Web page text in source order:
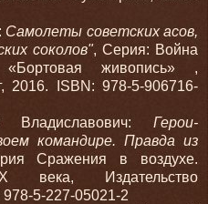
Самолеты советских асов,
соколов", Серия: Война
живопись» ,
2016. ISBN: 978-5-906716-
Владиславович: Герои-
командире. Правда из
Сражения в воздухе.
века, Издательство
5-227-05021-2